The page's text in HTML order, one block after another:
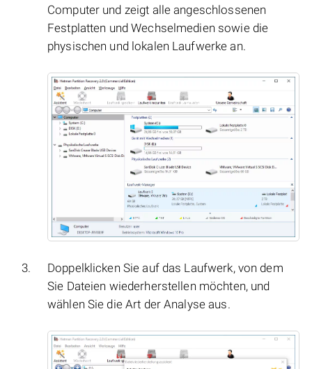
Computer und zeigt alle angeschlossenen
Festplatten und Wechselmedien sowie die
physischen und lokalen Laufwerke an.
Doppelklicken Sie auf das Laufwerk, von dem
Sie Dateien wiederherstellen möchten, und
wählen Sie die Art der Analyse aus.